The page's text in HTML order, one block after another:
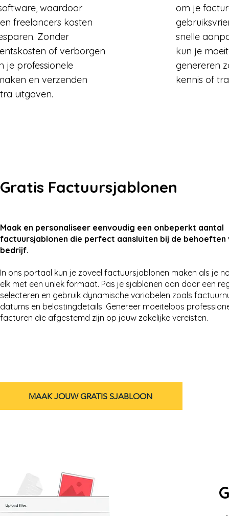
waardoor
freelancers kosten
Zonder
of verborgen
je professionele
en verzenden
uitgaven.
om je
snelle
kun je
genereren
kennis of
Gratis Factuursjablonen
Maak en personaliseer eenvoudig een onbeperkt aantal
factuursjablonen die perfect aansluiten bij de behoeften
bedrijf.
In ons portaal kun je zoveel factuursjablonen maken als je
elk met een uniek formaat. Pas je sjablonen aan door een
selecteren en gebruik dynamische variabelen zoals
datums en belastingdetails. Genereer moeiteloos
facturen die afgestemd zijn op jouw zakelijke vereisten.
MAAK JOUW GRATIS SJABLOON